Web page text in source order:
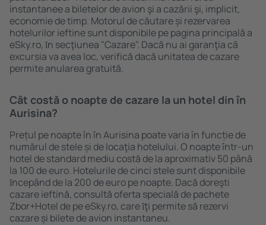
instantanee a biletelor de avion şi a cazării şi, implicit,
economie de timp. Motorul de căutare și rezervarea
hotelurilor ieftine sunt disponibile pe pagina principală a
eSky.ro, ȋn secţiunea "Cazare". Dacă nu ai garanţia că
excursia va avea loc, verifică dacă unitatea de cazare
permite anularea gratuită.
Cât costă o noapte de cazare la un hotel din în
Aurisina?
Prețul pe noapte în în Aurisina poate varia în funcție de
numărul de stele și de locaţia hotelului. O noapte într-un
hotel de standard mediu costă de la aproximativ 50 până
la 100 de euro. Hotelurile de cinci stele sunt disponibile
ȋncepând de la 200 de euro pe noapte. Dacă doreşti
cazare ieftină, consultă oferta specială de pachete
Zbor+Hotel de pe eSky.ro, care ȋţi permite să rezervi
cazare și bilete de avion instantaneu.